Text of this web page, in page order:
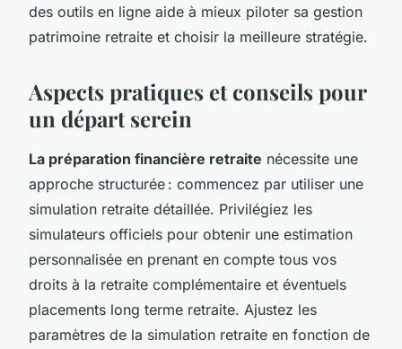
des outils en ligne aide à mieux piloter sa gestion
patrimoine retraite et choisir la meilleure stratégie.
Aspects pratiques et conseils pour
un départ serein
La préparation financière retraite nécessite une
approche structurée : commencez par utiliser une
simulation retraite détaillée. Privilégiez les
simulateurs officiels pour obtenir une estimation
personnalisée en prenant en compte tous vos
droits à la retraite complémentaire et éventuels
placements long terme retraite. Ajustez les
paramètres de la simulation retraite en fonction de